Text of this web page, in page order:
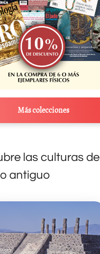
Más colecciones
las culturas del
antiguo